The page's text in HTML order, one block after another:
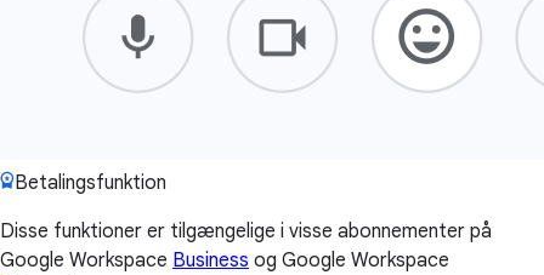
Betalingsfunktion
Disse funktioner er tilgængelige i visse abonnementer på
Google Workspace Business og Google Workspace